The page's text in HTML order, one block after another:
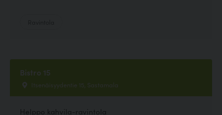
Bistro 15
Itsenäisyydentie 15, Sastamala
Helppo kahvila-ravintola